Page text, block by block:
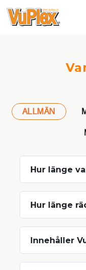
ALLMÄN
Hur länge
Hur länge
Innehåller